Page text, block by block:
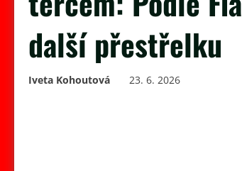
další přestřelku
Iveta Kohoutová 23. 6. 2026